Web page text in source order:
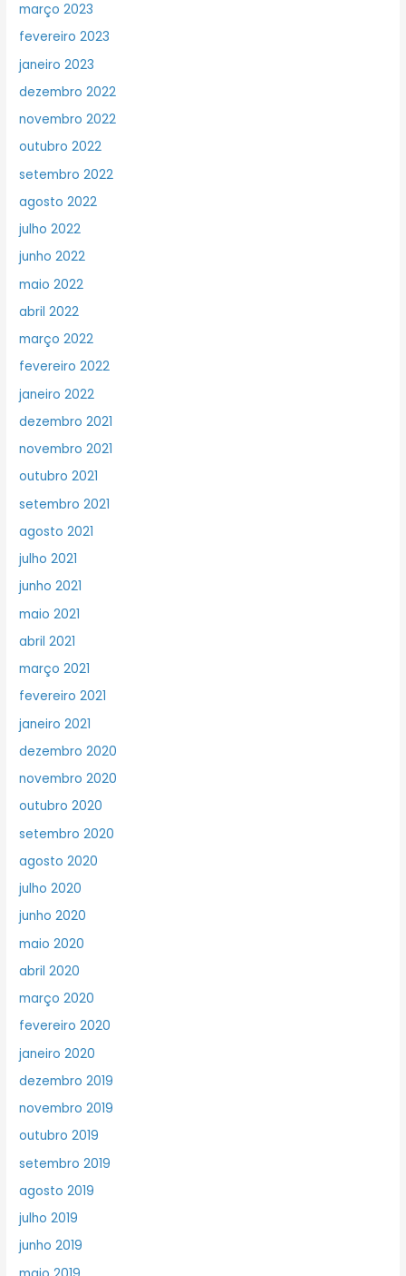
março 2023
fevereiro 2023
janeiro 2023
dezembro 2022
novembro 2022
outubro 2022
setembro 2022
agosto 2022
julho 2022
junho 2022
maio 2022
abril 2022
março 2022
fevereiro 2022
janeiro 2022
dezembro 2021
novembro 2021
outubro 2021
setembro 2021
agosto 2021
julho 2021
junho 2021
maio 2021
abril 2021
março 2021
fevereiro 2021
janeiro 2021
dezembro 2020
novembro 2020
outubro 2020
setembro 2020
agosto 2020
julho 2020
junho 2020
maio 2020
abril 2020
março 2020
fevereiro 2020
janeiro 2020
dezembro 2019
novembro 2019
outubro 2019
setembro 2019
agosto 2019
julho 2019
junho 2019